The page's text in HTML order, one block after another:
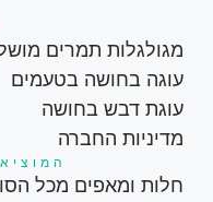
מגולגלות תמרים
עוגה בחושה בטעמים
עוגת דבש בחושה
מדיניות החברה
חלות ומאפים מכל